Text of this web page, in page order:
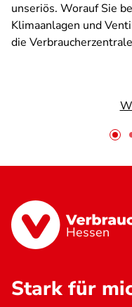
unseriös. Worauf Sie
Klimaanlagen und
die
Hessen
Stark für